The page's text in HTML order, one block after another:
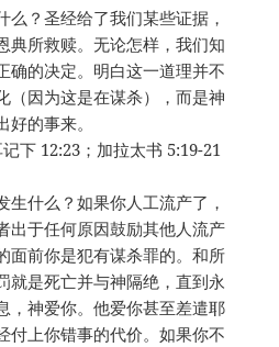
么？圣经给了我们某些证据，
典所救赎。无论怎样，我们知
确的决定。明白这一道理并不
（因为这是在谋杀），而是神
的事来。
下 12:23；加拉太书 5:19-21
生什么？如果你人工流产了，
出于任何原因鼓励其他人流产
面前你是犯有谋杀罪的。和所
就是死亡并与神隔绝，直到永
，神爱你。他爱你甚至差遣耶
付上你错事的代价。如果你不